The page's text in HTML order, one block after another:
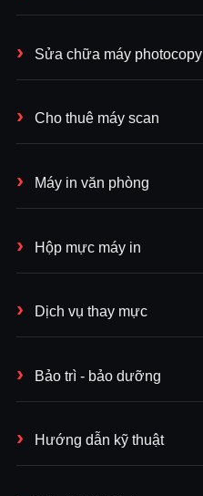
Sửa chữa máy photocopy
Cho thuê máy scan
Máy in văn phòng
Hộp mực máy in
Dịch vụ thay mực
Bảo trì - bảo dưỡng
Hướng dẫn kỹ thuật